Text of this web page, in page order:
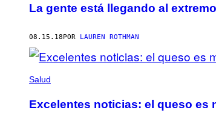
La gente está llegando al
08.15.18POR LAUREN ROTHMAN
Salud
Excelentes noticias: el queso es